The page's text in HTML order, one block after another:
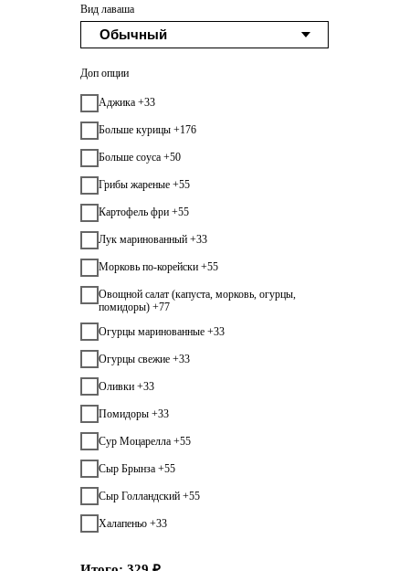
Вид лаваша
Доп опции
Аджика +33
Больше курицы +176
Больше соуса +50
Грибы жареные +55
Картофель фри +55
Лук маринованный +33
Морковь по-корейски +55
Овощной салат (капуста, морковь, огурцы,
помидоры) +77
Огурцы маринованные +33
Огурцы свежие +33
Оливки +33
Помидоры +33
Сур Моцарелла +55
Сыр Брынза +55
Сыр Голландский +55
Халапеньо +33